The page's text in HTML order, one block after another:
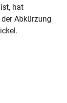
hat
Abkürzung